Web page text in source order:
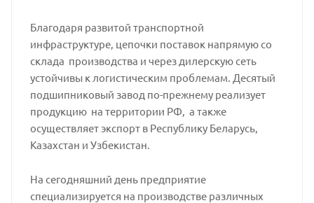
Благодаря развитой транспортной
инфраструктуре, цепочки поставок напрямую со
склада производства и через дилерскую сеть
устойчивы к логистическим проблемам. Десятый
подшипниковый завод по-прежнему реализует
продукцию на территории РФ, а также
осуществляет экспорт в Республику Беларусь,
Казахстан и Узбекистан.
На сегодняшний день предприятие
специализируется на производстве различных